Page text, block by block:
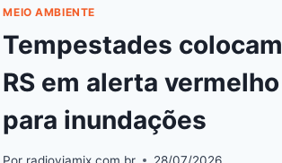
MEIO AMBIENTE
Tempestades colocam
RS em alerta vermelho
para inundações
Por radioviamix.com.br 28/07/2026